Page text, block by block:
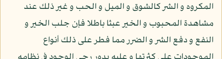
المكروه و الشر كالشوق و الميل و الحب و غير ذلك عند
مشاهدة المحبوب و الخير عبثا باطلا فإن جلب الخير و
النفع و دفع الشر و الضرر مما فطر على ذلك أنواع